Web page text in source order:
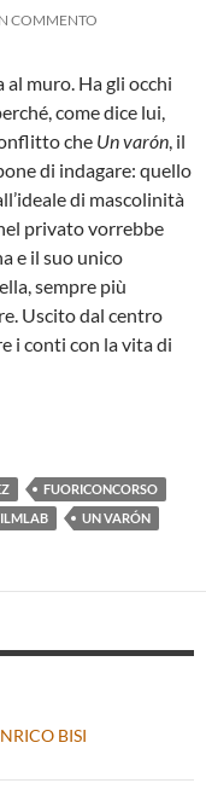
COMMENTO
muro. Ha gli occhi
come dice lui,
che Un varón, il
di indagare: quello
di mascolinità
privato vorrebbe
e il suo unico
sempre più
Uscito dal centro
i conti con la vita di
HERNÁNDEZ
FUORICONCORSO
UN VARÓN
BISI